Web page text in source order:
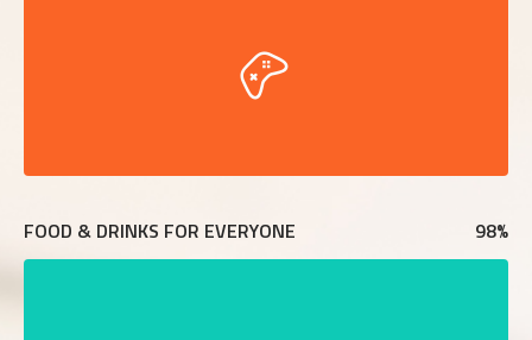
98%
FOOD & DRINKS FOR EVERYONE